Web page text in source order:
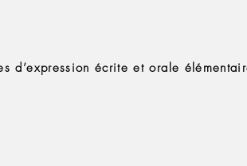
d’expression écrite et orale